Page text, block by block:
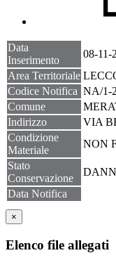
Data
Inserimento
08-11-
Area Territoriale
Codice Notifica NA/1-
Comune
Indirizzo
VIA
Condizione
Materiale
NON
Stato
Conservazione
Data Notifica
×
Elenco file allegati